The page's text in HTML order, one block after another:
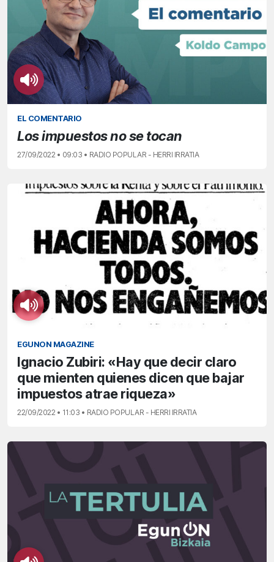
EL COMENTARIO
Los impuestos no se tocan
27/09/2022 • 09:03 • RADIO POPULAR - HERRI IRRATIA
EGUNON MAGAZINE
Ignacio Zubiri: «Hay que decir claro
que mienten quienes dicen que bajar
impuestos atrae riqueza»
22/09/2022 • 11:03 • RADIO POPULAR - HERRI IRRATIA